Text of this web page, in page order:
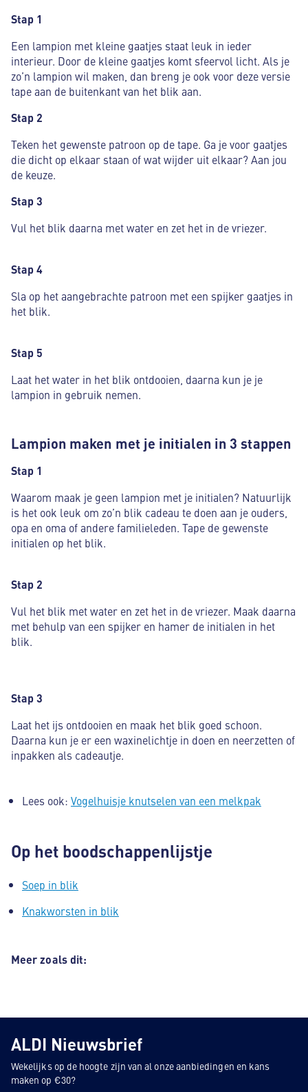
Stap 1
Een lampion met kleine gaatjes staat leuk in ieder
interieur. Door de kleine gaatjes komt sfeervol licht. Als je
zo’n lampion wil maken, dan breng je ook voor deze versie
tape aan de buitenkant van het blik aan.
Stap 2
Teken het gewenste patroon op de tape. Ga je voor gaatjes
die dicht op elkaar staan of wat wijder uit elkaar? Aan jou
de keuze.
Stap 3
Vul het blik daarna met water en zet het in de vriezer.
Stap 4
Sla op het aangebrachte patroon met een spijker gaatjes in
het blik.
Stap 5
Laat het water in het blik ontdooien, daarna kun je je
lampion in gebruik nemen.
Lampion maken met je initialen in 3 stappen
Stap 1
Waarom maak je geen lampion met je initialen? Natuurlijk
is het ook leuk om zo’n blik cadeau te doen aan je ouders,
opa en oma of andere familieleden. Tape de gewenste
initialen op het blik.
Stap 2
Vul het blik met water en zet het in de vriezer. Maak daarna
met behulp van een spijker en hamer de initialen in het
blik.
Stap 3
Laat het ijs ontdooien en maak het blik goed schoon.
Daarna kun je er een waxinelichtje in doen en neerzetten of
inpakken als cadeautje.
Lees ook: Vogelhuisje knutselen van een melkpak
Op het boodschappenlijstje
Soep in blik
Knakworsten in blik
Meer zoals dit:
ALDI Nieuwsbrief
Wekelijks op de hoogte zijn van al onze aanbiedingen en kans
maken op €30?